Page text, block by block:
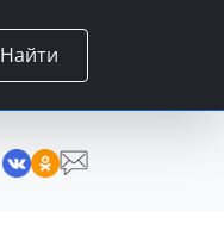
Найти